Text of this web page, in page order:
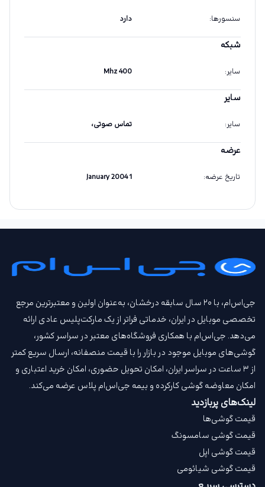
سنسورها: دارد
شبکه
سایر:
400 Mhz
سایر
سایر: تماس صوتی،
عرضه
تاریخ عرضه:
1 January 2004
جی‌اس‌ام، با ۲۰ سال سابقه درخشان، به‌عنوان اولین و معتبرترین مرجع
تخصصی موبایل در ایران، خدماتی فراتر از یک مارکت‌پلیس عادی ارائه
می‌دهد. جی‌اس‌ام با همکاری فروشگاه‌های معتبر در سراسر کشور،
گوشی‌های موبایل موجود در بازار را با قیمت‌ منصفانه، ارسال سریع کمتر
از ۳ ساعت در سراسر ایران، امکان تحویل حضوری، امکان خرید اعتباری و
امکان معاوضه گوشی کارکرده و بیمه جی‌اس‌ام‌ پلاس عرضه می‌کند.
لینک‌های پربازدید
قیمت گوشی‌ها
قیمت گوشی سامسونگ
قیمت گوشی اپل
قیمت گوشی شیائومی